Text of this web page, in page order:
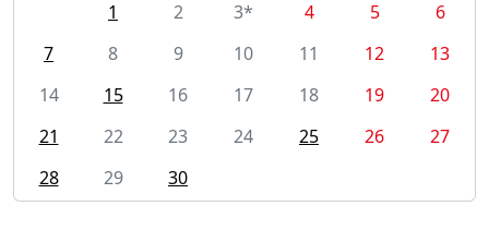
1
2 3* 4 5
6
7
8 9 10 11 12
13
14
15 16 17 18 19
20
21
22 23 24 25 26
27
28
29 30